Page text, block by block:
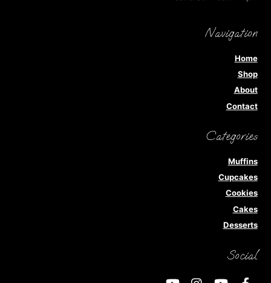
Navigation
Home
Shop
About
Contact
Categories
Muffins
Cupcakes
Cookies
Cakes
Desserts
Social